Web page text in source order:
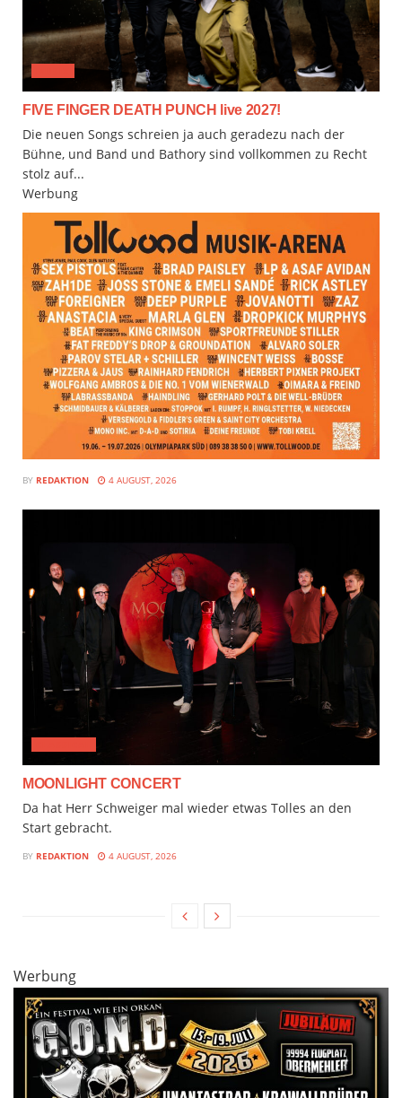
FIVE FINGER DEATH PUNCH live 2027!
Die neuen Songs schreien ja auch geradezu nach der
Bühne, und Band und Bathory sind vollkommen zu Recht
stolz auf...
Werbung
BY REDAKTION 4 AUGUST, 2026
MOONLIGHT CONCERT
Da hat Herr Schweiger mal wieder etwas Tolles an den
Start gebracht.
BY REDAKTION 4 AUGUST, 2026
Werbung